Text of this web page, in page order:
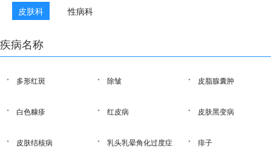
皮肤科 性病科
疾病名称
· 多形红斑 · 除皱 · 皮脂腺囊肿
· 白色糠疹 · 红皮病 · 皮肤黑变病
· 皮肤结核病 · 乳头乳晕角化过度症 · 痱子